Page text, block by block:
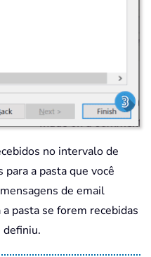
no intervalo de
a pasta que você
de email
pasta se forem recebidas
definiu.